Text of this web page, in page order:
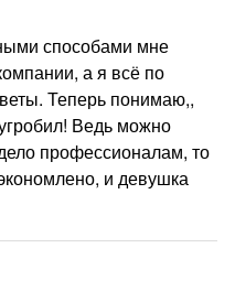
способами мне
а я всё по
Теперь понимаю,,
Ведь можно
профессионалам, то
и девушка